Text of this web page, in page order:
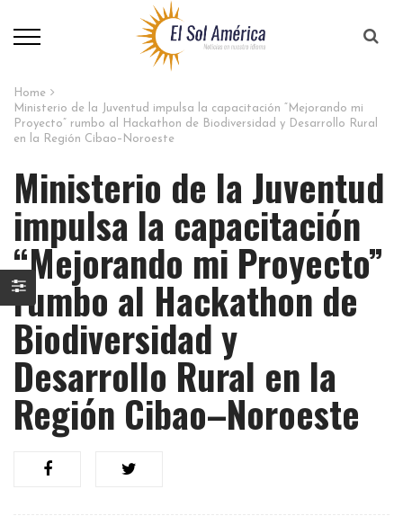
Home
Ministerio de la Juventud impulsa la capacitación “Mejorando mi
Proyecto” rumbo al Hackathon de Biodiversidad y Desarrollo Rural
en la Región Cibao–Noroeste
Ministerio de la Juventud
impulsa la capacitación
“Mejorando mi Proyecto”
rumbo al Hackathon de
Biodiversidad y
Desarrollo Rural en la
Región Cibao–Noroeste